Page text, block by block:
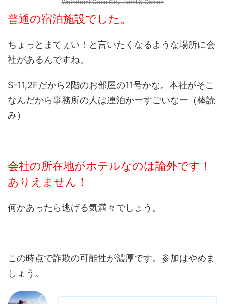
Waterfront Cebu City Hotel & Casino
普通の宿泊施設でした。
ちょっとまてぇい！と言いたくなるような場所に会
社があるんですね。
S-11,2Fだから2階のお部屋の11号かな。本社がそこ
なんだから事務所の人は連泊かーすごいなー（棒読
み）
会社の所在地がホテルなのは論外です！
ありえません！
何かあったら逃げる気満々でしょう。
この時点で詐欺の可能性が濃厚です。参加はやめま
しょう。